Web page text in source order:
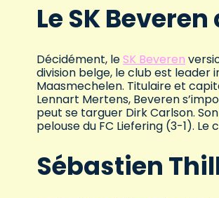
Le SK
Décidément, leSK Beveren
division belge, le club est leader
Maasmechelen. Titulaire et
Lennart Mertens, Beveren
peut se targuer Dirk Carlson.
pelouse du FC Liefering (3-1).
Sébastien